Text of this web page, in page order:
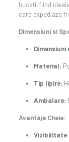
bucati, fiind
care expediaza
Dimensiuni si
Material:
Tip lipire:
Ambalare:
Avantaje Cheie:
Vizibilitate